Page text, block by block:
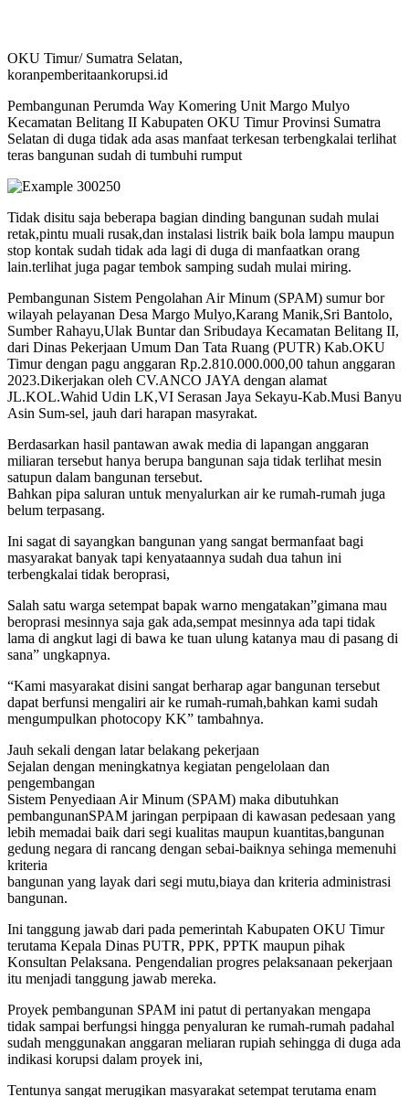
OKU Timur/ Sumatra Selatan,
koranpemberitaankorupsi.id
Pembangunan Perumda Way Komering Unit Margo Mulyo
Kecamatan Belitang II Kabupaten OKU Timur Provinsi Sumatra
Selatan di duga tidak ada asas manfaat terkesan terbengkalai terlihat
teras bangunan sudah di tumbuhi rumput
Tidak disitu saja beberapa bagian dinding bangunan sudah mulai
retak,pintu muali rusak,dan instalasi listrik baik bola lampu maupun
stop kontak sudah tidak ada lagi di duga di manfaatkan orang
lain.terlihat juga pagar tembok samping sudah mulai miring.
Pembangunan Sistem Pengolahan Air Minum (SPAM) sumur bor
wilayah pelayanan Desa Margo Mulyo,Karang Manik,Sri Bantolo,
Sumber Rahayu,Ulak Buntar dan Sribudaya Kecamatan Belitang II,
dari Dinas Pekerjaan Umum Dan Tata Ruang (PUTR) Kab.OKU
Timur dengan pagu anggaran Rp.2.810.000.000,00 tahun anggaran
2023.Dikerjakan oleh CV.ANCO JAYA dengan alamat
JL.KOL.Wahid Udin LK,VI Serasan Jaya Sekayu-Kab.Musi Banyu
Asin Sum-sel, jauh dari harapan masyrakat.
Berdasarkan hasil pantawan awak media di lapangan anggaran
miliaran tersebut hanya berupa bangunan saja tidak terlihat mesin
satupun dalam bangunan tersebut.
Bahkan pipa saluran untuk menyalurkan air ke rumah-rumah juga
belum terpasang.
Ini sagat di sayangkan bangunan yang sangat bermanfaat bagi
masyarakat banyak tapi kenyataannya sudah dua tahun ini
terbengkalai tidak beroprasi,
Salah satu warga setempat bapak warno mengatakan”gimana mau
beroprasi mesinnya saja gak ada,sempat mesinnya ada tapi tidak
lama di angkut lagi di bawa ke tuan ulung katanya mau di pasang di
sana” ungkapnya.
“Kami masyarakat disini sangat berharap agar bangunan tersebut
dapat berfunsi mengaliri air ke rumah-rumah,bahkan kami sudah
mengumpulkan photocopy KK” tambahnya.
Jauh sekali dengan latar belakang pekerjaan
Sejalan dengan meningkatnya kegiatan pengelolaan dan
pengembangan
Sistem Penyediaan Air Minum (SPAM) maka dibutuhkan
pembangunanSPAM jaringan perpipaan di kawasan pedesaan yang
lebih memadai baik dari segi kualitas maupun kuantitas,bangunan
gedung negara di rancang dengan sebai-baiknya sehinga memenuhi
kriteria
bangunan yang layak dari segi mutu,biaya dan kriteria administrasi
bangunan.
Ini tanggung jawab dari pada pemerintah Kabupaten OKU Timur
terutama Kepala Dinas PUTR, PPK, PPTK maupun pihak
Konsultan Pelaksana. Pengendalian progres pelaksanaan pekerjaan
itu menjadi tanggung jawab mereka.
Proyek pembangunan SPAM ini patut di pertanyakan mengapa
tidak sampai berfungsi hingga penyaluran ke rumah-rumah padahal
sudah menggunakan anggaran meliaran rupiah sehingga di duga ada
indikasi korupsi dalam proyek ini,
Tentunya sangat merugikan masyarakat setempat terutama enam